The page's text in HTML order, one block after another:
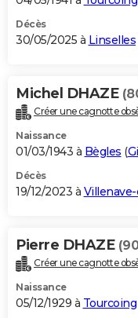
GUIDES D'ACHAT
BONS PLANS
Carte de Noël
Carte Bonne année
Carte Saint-Valentin
Carte Pâques
Carte d'anniversaire
DICTIONNAIRE
Dictionnaire
Biographies
Citations
Expressions
Proverbes
PROGRAMME TV
S'inscrire
Se connecter
Lycées
Collèges
Primaires
Universités
Entreprises
Service militaire
Avis de recherche
AVIS DE DÉCÈS
Bricolage
Lifestyle
Culture
Sport
Auto
Television
Voyage
Cinema
Décès
30/05/2025 à Linselles
Michel DHAZE
Créer une cagnotte
Naissance
01/03/1943 à Bègles (
Décès
19/12/2023 à
Pierre DHAZE
Créer une cagnotte
Naissance
05/12/1929 à Tourcoing